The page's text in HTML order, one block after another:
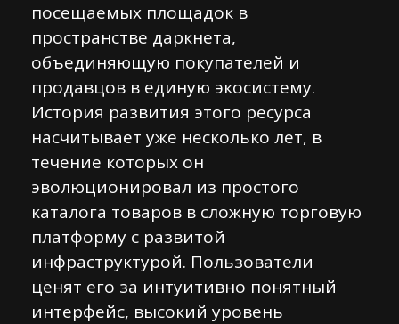
посещаемых площадок в
пространстве даркнета,
объединяющую покупателей и
продавцов в единую экосистему.
История развития этого ресурса
насчитывает уже несколько лет, в
течение которых он
эволюционировал из простого
каталога товаров в сложную торговую
платформу с развитой
инфраструктурой. Пользователи
ценят его за интуитивно понятный
интерфейс, высокий уровень